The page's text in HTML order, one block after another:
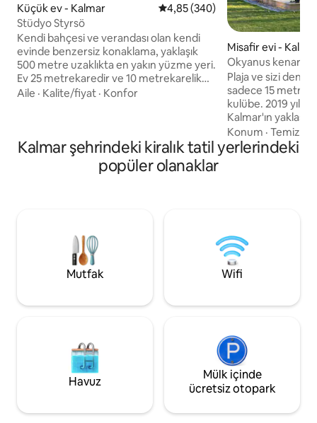
Küçük ev - Kalmar 5 üzerinden ortalama 4,85
4,85 (340)
Stüdyo Styrsö
Kendi bahçesi ve verandası olan kendi
evinde benzersiz konaklama, yaklaşık
500 metre uzaklıkta en yakın yüzme yeri.
Ev 25 metrekaredir ve 10 metrekarelik
bir uyku çatı katıdır. Aydınlık yüzeyler ve
yerden ısıtma, sorunsuz ve iyi bir ısıtma
www.instagram.com/studiostyrso Hafif
sigara içilmez.
Aile · Kalite/fiyat · Konfor
Misafir evi -
Okyanus
Plaja ve sizi
sadece 15 metre
kulübe. 2019 yılında inşa edilen mülk,
Kalmar'ın
Dunö'de manzaralıdır.
metrekarelik
uyku çatı katına
bu yeni inşa
bulabilirsiniz. Doğanın en iyilerine yakın
modern olanaklar.
Konum ·Temizlik
Kalmar şehrindeki kiralık tatil yerlerindeki
popüler olanaklar
Mutfak Wifi
Havuz
Mülk içinde
ücretsiz otopark